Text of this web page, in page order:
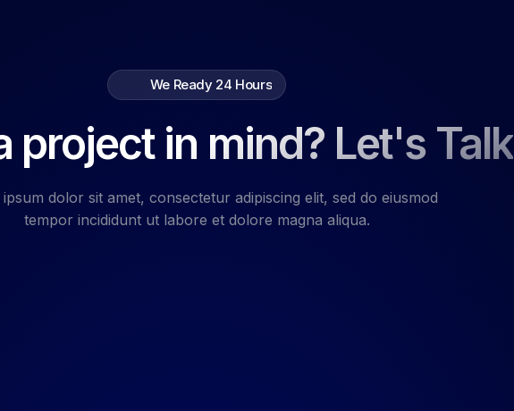
We Ready 24 Hours
project in mind? Let's Talk
dolor sit amet, consectetur adipiscing elit, sed do eiusmod
tempor incididunt ut labore et dolore magna aliqua.